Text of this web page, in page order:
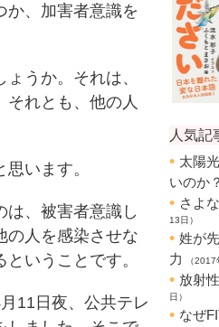
、加害者意識を
うか。それは、
それとも、他の人
います。
、被害者意識し
の人を感染させな
いうことです。
11日夜、公共テレ